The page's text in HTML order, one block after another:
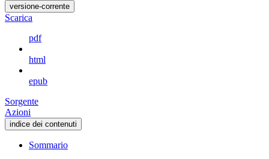
versione-corrente
Scarica
pdf
html
epub
Sorgente
Azioni
indice dei contenuti
Sommario